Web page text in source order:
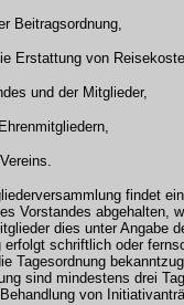
Beitragsordnung,
Erstattung von
und der Mitglieder,
findet
Vorstandes abgehalten,
dies unter Angabe
erfolgt schriftlich oder
Tagesordnung
sind mindestens drei
von